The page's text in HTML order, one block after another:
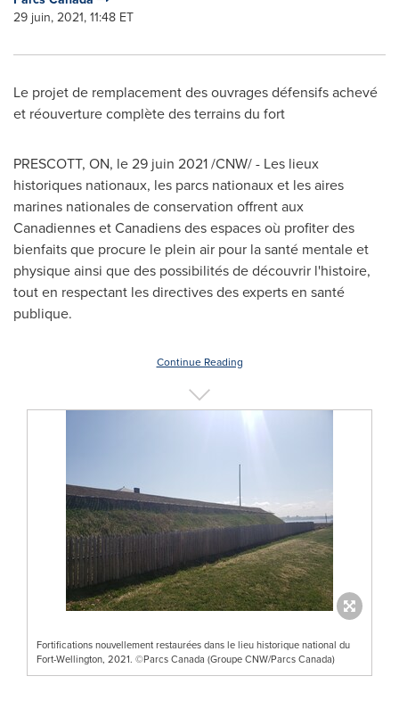
29 juin, 2021, 11:48 ET
Le projet de remplacement des ouvrages défensifs achevé
et réouverture complète des terrains du fort
PRESCOTT, ON, le 29 juin 2021 /CNW/ - Les lieux
historiques nationaux, les parcs nationaux et les aires
marines nationales de conservation offrent aux
Canadiennes et Canadiens des espaces où profiter des
bienfaits que procure le plein air pour la santé mentale et
physique ainsi que des possibilités de découvrir l'histoire,
tout en respectant les directives des experts en santé
publique.
Continue Reading
Fortifications nouvellement restaurées dans le lieu historique national du
Fort-Wellington, 2021. ©Parcs Canada (Groupe CNW/Parcs Canada)